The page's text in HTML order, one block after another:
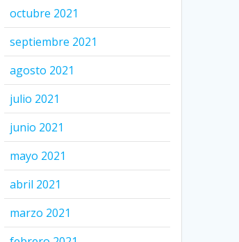
octubre 2021
septiembre 2021
agosto 2021
julio 2021
junio 2021
mayo 2021
abril 2021
marzo 2021